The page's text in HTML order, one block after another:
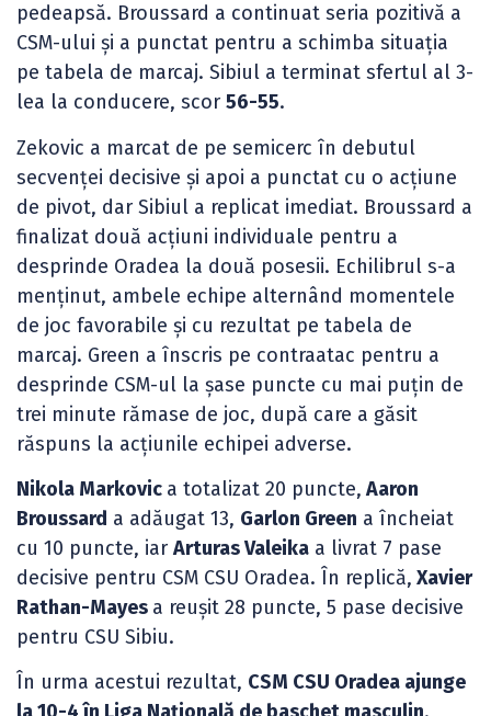
pedeapsă. Broussard a continuat seria pozitivă a
CSM-ului și a punctat pentru a schimba situația
pe tabela de marcaj. Sibiul a terminat sfertul al 3-
lea la conducere, scor 56-55.
Zekovic a marcat de pe semicerc în debutul
secvenței decisive și apoi a punctat cu o acțiune
de pivot, dar Sibiul a replicat imediat. Broussard a
finalizat două acțiuni individuale pentru a
desprinde Oradea la două posesii. Echilibrul s-a
menținut, ambele echipe alternând momentele
de joc favorabile și cu rezultat pe tabela de
marcaj. Green a înscris pe contraatac pentru a
desprinde CSM-ul la șase puncte cu mai puțin de
trei minute rămase de joc, după care a găsit
răspuns la acțiunile echipei adverse.
Nikola Markovic a totalizat 20 puncte, Aaron
Broussard a adăugat 13, Garlon Green a încheiat
cu 10 puncte, iar Arturas Valeika a livrat 7 pase
decisive pentru CSM CSU Oradea. În replică, Xavier
Rathan-Mayes a reușit 28 puncte, 5 pase decisive
pentru CSU Sibiu.
În urma acestui rezultat, CSM CSU Oradea ajunge